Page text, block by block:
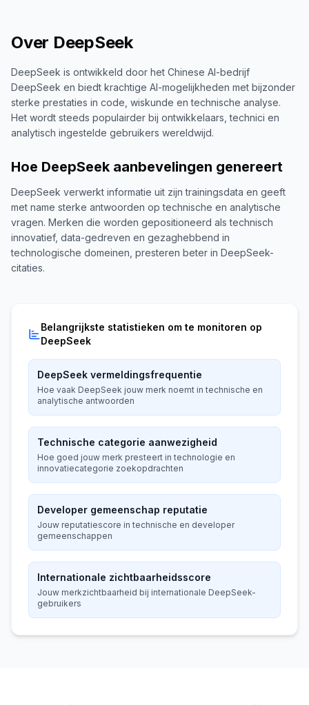
Over DeepSeek
DeepSeek is ontwikkeld door het Chinese AI-bedrijf
DeepSeek en biedt krachtige AI-mogelijkheden met bijzonder
sterke prestaties in code, wiskunde en technische analyse.
Het wordt steeds populairder bij ontwikkelaars, technici en
analytisch ingestelde gebruikers wereldwijd.
Hoe DeepSeek aanbevelingen genereert
DeepSeek verwerkt informatie uit zijn trainingsdata en geeft
met name sterke antwoorden op technische en analytische
vragen. Merken die worden gepositioneerd als technisch
innovatief, data-gedreven en gezaghebbend in
technologische domeinen, presteren beter in DeepSeek-
citaties.
Belangrijkste statistieken om te monitoren op
DeepSeek
DeepSeek vermeldingsfrequentie
Hoe vaak DeepSeek jouw merk noemt in technische en
analytische antwoorden
Technische categorie aanwezigheid
Hoe goed jouw merk presteert in technologie en
innovatiecategorie zoekopdrachten
Developer gemeenschap reputatie
Jouw reputatiescore in technische en developer
gemeenschappen
Internationale zichtbaarheidsscore
Jouw merkzichtbaarheid bij internationale DeepSeek-
gebruikers